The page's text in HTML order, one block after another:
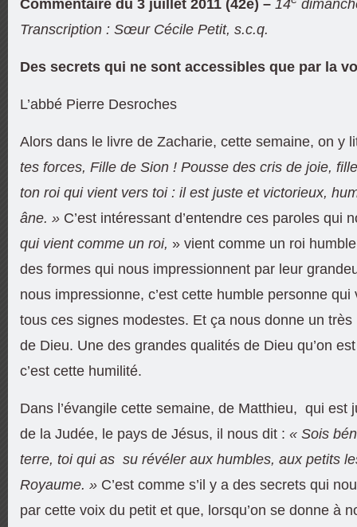
Commentaire du 3 juillet 2011 (42è) – 14
Transcription : Sœur Cécile Petit, s.c.q.
Des secrets qui ne sont accessibles que par la
L’abbé Pierre Desroches
Alors dans le livre de Zacharie, cette semaine, on y
tes forces, Fille de Sion ! Pousse des cris de joie,
ton roi qui vient vers toi : il est juste et victorieux,
âne. » C’est intéressant d’entendre ces paroles qui
qui vient comme un roi, » vient comme un roi
des formes qui nous impressionnent par leur
nous impressionne, c’est cette humble personne
tous ces signes modestes. Et ça nous donne un
de Dieu. Une des grandes qualités de Dieu qu’on
c’est cette humilité.
Dans l’évangile cette semaine, de Matthieu, qui
de la Judée, le pays de Jésus, il nous dit : « Sois
terre, toi qui as su révéler aux humbles, aux petits
Royaume. » C’est comme s’il y a des secrets qui
par cette voix du petit et que, lorsqu’on se donne à